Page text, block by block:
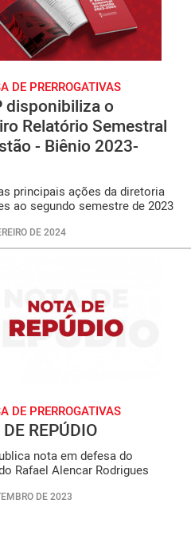
DE PRERROGATIVAS
disponibiliza o
Relatório Semestral
- Biênio 2023-
principais ações da diretoria
ao segundo semestre de 2023
DE 2024
DE PRERROGATIVAS
REPÚDIO
nota em defesa do
Rafael Alencar Rodrigues
DE 2023